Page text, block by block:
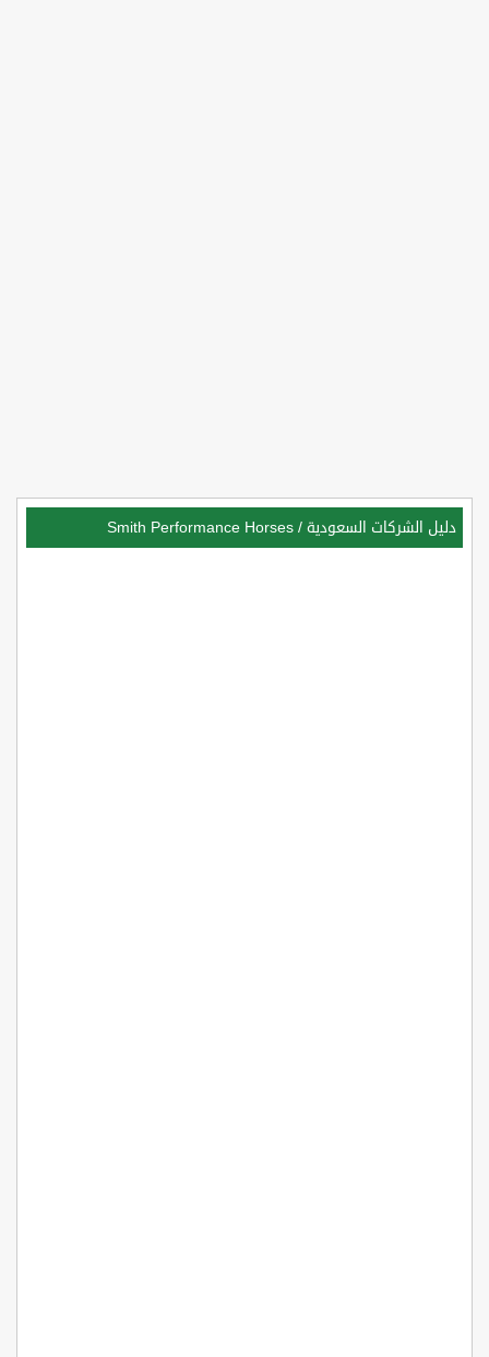
دليل الشركات السعودية /
Smith Performance Horses